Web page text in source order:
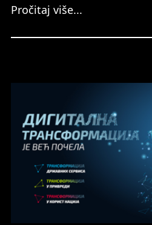
Pročitaj više...